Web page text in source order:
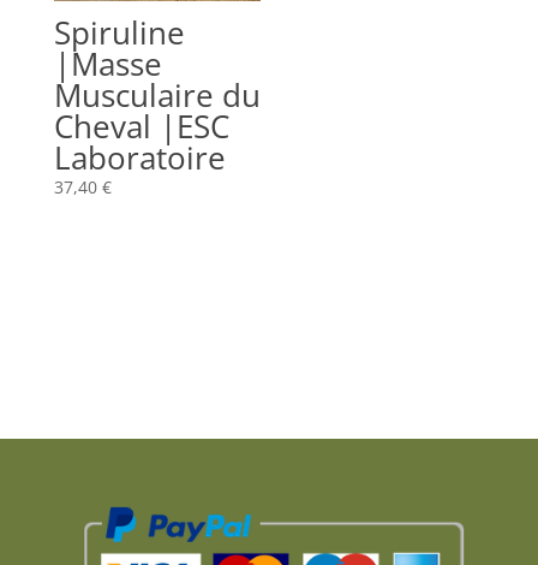
Spiruline
|Masse
Musculaire du
Cheval |ESC
Laboratoire
37,40 €